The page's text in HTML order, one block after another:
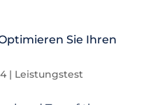
Sie Ihren
| Leistungstest